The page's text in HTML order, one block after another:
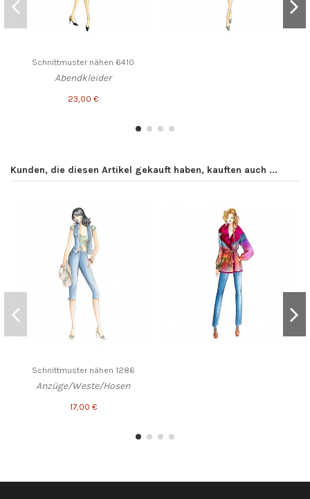
Schnittmuster nähen 6410
Abendkleider
23,00 €
Kunden, die diesen Artikel gekauft haben, kauften auch ...
Schnittmuster nähen 1286
Anzüge/Weste/Hosen
17,00 €